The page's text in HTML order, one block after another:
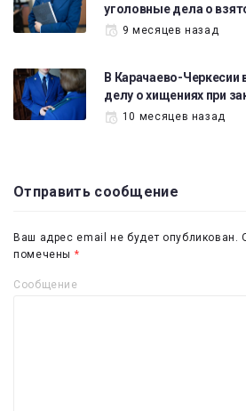
уголовные дела о
9 месяцев назад
В Карачаево-Черкесии
делу о хищениях при
10 месяцев назад
Отправить сообщение
Ваш адрес email не будет опубликован.
помечены *
Сообщение